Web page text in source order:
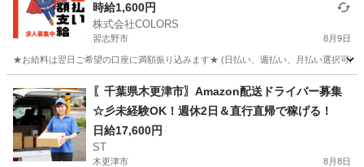
時給1,600円
株式会社COLORS
習志野市 8月9日
★お給料は翌日ご希望の口座に満額振り込みます★ (日払い、週払い、月払い選択可
倉庫 給料
〖千葉県木更津市〗Amazon配送ドライバー募集
☆彡未経験OK！週休2日＆直行直帰で稼げる！
日給17,600円
ST
木更津市 8月8日